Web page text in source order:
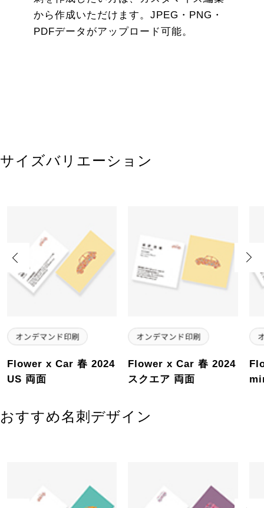
から作成いただけます。JPEG・PNG・
PDFデータがアップロード可能。
サイズバリエーション
Flower x Car 春 2024
US 両面
Flower x Car 春 2024
スクエア 両面
Previous Next
おすすめ名刺デザイン